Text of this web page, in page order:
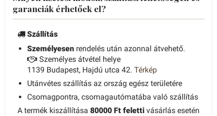
garanciák érhetőek el?
Szállítás
Személyesen rendelés után azonnal átvehető.
Személyes átvétel helye
1139 Budapest, Hajdú utca 42. Térkép
Utánvétes szállítás az ország egész területére
Csomagpontra, csomagautómatába való szállítás
A termék kiszállítása 80000 Ft feletti vásárlás esetén